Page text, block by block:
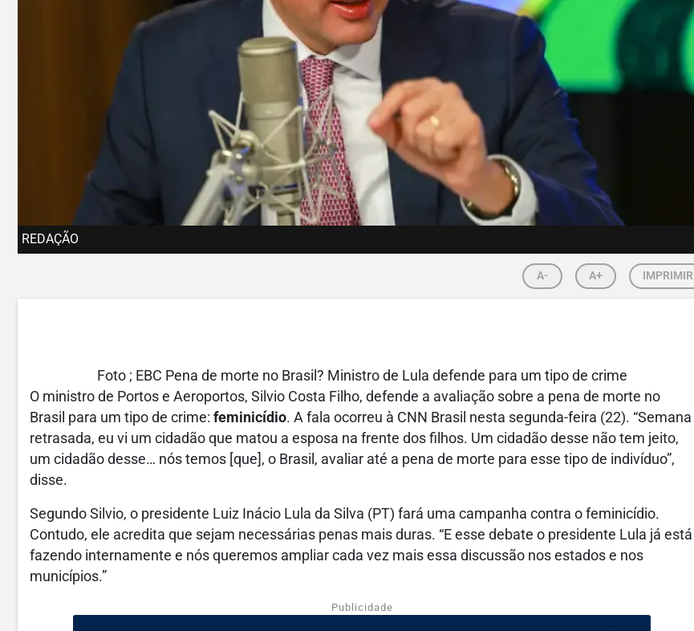
REDAÇÃO
A- A+ IMPRIMIR
Foto ; EBC Pena de morte no Brasil? Ministro de Lula defende para um tipo de crime
O ministro de Portos e Aeroportos, Silvio Costa Filho, defende a avaliação sobre a pena de morte no
Brasil para um tipo de crime: feminicídio. A fala ocorreu à CNN Brasil nesta segunda-feira (22). “Semana
retrasada, eu vi um cidadão que matou a esposa na frente dos filhos. Um cidadão desse não tem jeito,
um cidadão desse… nós temos [que], o Brasil, avaliar até a pena de morte para esse tipo de indivíduo”,
disse.
Segundo Silvio, o presidente Luiz Inácio Lula da Silva (PT) fará uma campanha contra o feminicídio.
Contudo, ele acredita que sejam necessárias penas mais duras. “E esse debate o presidente Lula já está
fazendo internamente e nós queremos ampliar cada vez mais essa discussão nos estados e nos
municípios.”
Publicidade